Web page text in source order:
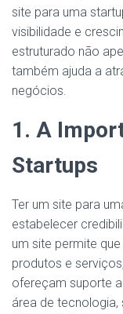
site para uma
visibilidade e
estruturado não
também ajuda a
negócios.
1. A
Startups
Ter um site para
estabelecer
um site permite
produtos e
ofereçam suporte
área de